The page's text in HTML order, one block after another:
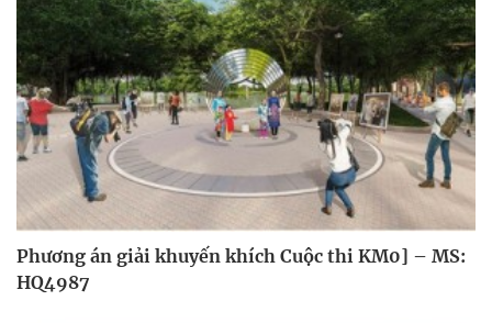
Phương án giải khuyến khích Cuộc thi KM0] – MS:
HQ4987